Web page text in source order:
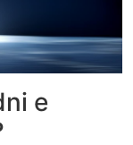
e